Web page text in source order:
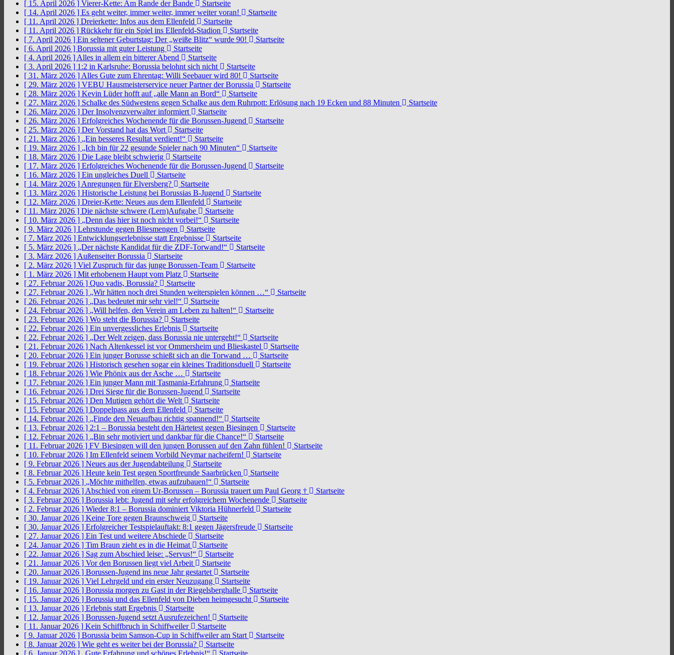
[ 15. April 2026 ] Vierer-Kette: Am Rande der Bande
Startseite
[ 14. April 2026 ] Es geht weiter, immer weiter, immer weiter voran!
Startseite
[ 11. April 2026 ] Dreierkette: Infos aus dem Ellenfeld
Startseite
[ 11. April 2026 ] Rückkehr für ein Spiel ins Ellenfeld-Stadion
Startseite
[ 7. April 2026 ] Ein seltener Geburtstag: Der „weiße Blitz“ wurde 90!
Startseite
[ 6. April 2026 ] Borussia mit guter Leistung
Startseite
[ 4. April 2026 ] Alles in allem ein bitterer Abend
Startseite
[ 3. April 2026 ] 1:2 in Karlsruhe: Borussia belohnt sich nicht
Startseite
[ 31. März 2026 ] Alles Gute zum Ehrentag: Willi Seebauer wird 80!
Startseite
[ 29. März 2026 ] VEBU Hausmeisterservice neuer Partner der Borussia
Startseite
[ 28. März 2026 ] Kevin Lüder hofft auf „alle Mann an Bord“
Startseite
[ 27. März 2026 ] Schalke des Südwestens gegen Schalke aus dem Ruhrpott: Erlösung nach 19 Ecken und 88 Minuten
Startseite
[ 26. März 2026 ] Der Insolvenzverwalter informiert
Startseite
[ 26. März 2026 ] Erfolgreiches Wochenende für die Borussen-Jugend
Startseite
[ 25. März 2026 ] Der Vorstand hat das Wort
Startseite
[ 21. März 2026 ] „Ein besseres Resultat verdient!“
Startseite
[ 19. März 2026 ] „Ich bin für 22 gesunde Spieler nach 90 Minuten“
Startseite
[ 18. März 2026 ] Die Lage bleibt schwierig
Startseite
[ 17. März 2026 ] Erfolgreiches Wochenende für die Borussen-Jugend
Startseite
[ 16. März 2026 ] Ein ungleiches Duell
Startseite
[ 14. März 2026 ] Anregungen für Elversberg?
Startseite
[ 13. März 2026 ] Historische Leistung bei Borussias B-Jugend
Startseite
[ 12. März 2026 ] Dreier-Kette: Neues aus dem Ellenfeld
Startseite
[ 11. März 2026 ] Die nächste schwere (Lern)Aufgabe
Startseite
[ 10. März 2026 ] „Denn das hier ist noch nicht vorbei!“
Startseite
[ 9. März 2026 ] Lehrstunde gegen Bliesmengen
Startseite
[ 7. März 2026 ] Entwicklungserlebnisse statt Ergebnisse
Startseite
[ 5. März 2026 ] „Der nächste Kandidat für die ZDF-Torwand!“
Startseite
[ 3. März 2026 ] Außenseiter Borussia
Startseite
[ 2. März 2026 ] Viel Zuspruch für das junge Borussen-Team
Startseite
[ 1. März 2026 ] Mit erhobenem Haupt vom Platz
Startseite
[ 27. Februar 2026 ] Quo vadis, Borussia?
Startseite
[ 27. Februar 2026 ] „Wir hätten noch drei Stunden weiterspielen können …“
Startseite
[ 26. Februar 2026 ] „Das bedeutet mir sehr viel!“
Startseite
[ 24. Februar 2026 ] „Will helfen, den Verein am Leben zu halten!“
Startseite
[ 23. Februar 2026 ] Wo steht die Borussia?
Startseite
[ 22. Februar 2026 ] Ein unvergessliches Erlebnis
Startseite
[ 22. Februar 2026 ] „Der Welt zeigen, dass Borussia nie untergeht!“
Startseite
[ 21. Februar 2026 ] Nach Altenkessel ist vor Ommersheim und Blieskastel
Startseite
[ 20. Februar 2026 ] Ein junger Borusse schießt sich an die Torwand …
Startseite
[ 19. Februar 2026 ] Historisch gesehen sogar ein kleines Traditionsduell
Startseite
[ 18. Februar 2026 ] Wie Phönix aus der Asche …
Startseite
[ 17. Februar 2026 ] Ein junger Mann mit Tasmania-Erfahrung
Startseite
[ 16. Februar 2026 ] Drei Siege für die Borussen-Jugend
Startseite
[ 15. Februar 2026 ] Den Mutigen gehört die Welt
Startseite
[ 15. Februar 2026 ] Doppelpass aus dem Ellenfeld
Startseite
[ 14. Februar 2026 ] „Finde den Neuaufbau richtig spannend!“
Startseite
[ 13. Februar 2026 ] 2:1 – Borussia besteht den Härtetest gegen Biesingen
Startseite
[ 12. Februar 2026 ] „Bin sehr motiviert und dankbar für die Chance!“
Startseite
[ 11. Februar 2026 ] FV Biesingen will den jungen Borussen auf den Zahn fühlen!
Startseite
[ 10. Februar 2026 ] Im Ellenfeld seinem Vorbild Neymar nacheifern!
Startseite
[ 9. Februar 2026 ] Neues aus der Jugendabteilung
Startseite
[ 8. Februar 2026 ] Heute kein Test gegen Sportfreunde Saarbrücken
Startseite
[ 5. Februar 2026 ] „Möchte mithelfen, etwas aufzubauen!“
Startseite
[ 4. Februar 2026 ] Abschied von einem Ur-Borussen – Borussia trauert um Paul Georg †
Startseite
[ 3. Februar 2026 ] Borussia lebt: Jugend mit sehr erfolgreichem Wochenende
Startseite
[ 2. Februar 2026 ] Wieder 8:1 – Borussia dominiert Viktoria Hühnerfeld
Startseite
[ 30. Januar 2026 ] Keine Tore gegen Braunschweig
Startseite
[ 30. Januar 2026 ] Erfolgreicher Testspielauftakt: 8:1 gegen Jägersfreude
Startseite
[ 27. Januar 2026 ] Ein Test und weitere Abschiede
Startseite
[ 24. Januar 2026 ] Tim Braun zieht es in die Heimat
Startseite
[ 22. Januar 2026 ] Sag zum Abschied leise: „Servus!“
Startseite
[ 21. Januar 2026 ] Vor den Borussen liegt viel Arbeit
Startseite
[ 20. Januar 2026 ] Borussen-Jugend ins neue Jahr gestartet
Startseite
[ 19. Januar 2026 ] Viel Lehrgeld und ein erster Neuzugang
Startseite
[ 16. Januar 2026 ] Borussia morgen zu Gast in der Riegelsberghalle
Startseite
[ 15. Januar 2026 ] Borussia und das Ellenfeld von Dieben heimgesucht
Startseite
[ 13. Januar 2026 ] Erlebnis statt Ergebnis
Startseite
[ 12. Januar 2026 ] Borussen-Jugend setzt Ausrufezeichen!
Startseite
[ 11. Januar 2026 ] Kein Schiffbruch in Schiffweiler
Startseite
[ 9. Januar 2026 ] Borussia beim Samson-Cup in Schiffweiler am Start
Startseite
[ 8. Januar 2026 ] Wie geht es weiter bei der Borussia?
Startseite
[ 6. Januar 2026 ]
„Gute Erfahrung und schönes Erlebnis!“ Startseite